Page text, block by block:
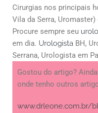
Cirurgias nos principais
Vila da Serra,
Procure sempre seu
em dia. Urologista BH,
Serrana, Urologista em
Gostou do artigo?
onde tenho outros
www.drleone.com.br/